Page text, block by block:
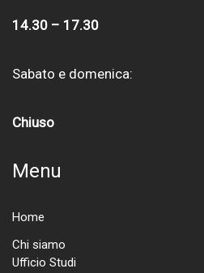
14.30 – 17.30
Sabato e domenica:
Chiuso
Menu
Home
Chi siamo
Ufficio Studi